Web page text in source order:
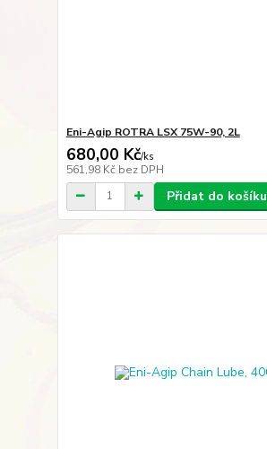
Eni-Agip ROTRA LSX 75W-90, 2L
680,00 Kč/ks
561,98 Kč bez DPH
Přidat do košíku